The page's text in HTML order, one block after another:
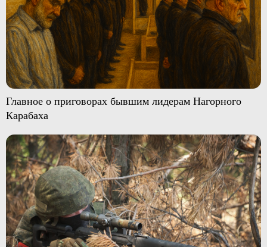
Главное о приговорах бывшим лидерам Нагорного
Карабаха